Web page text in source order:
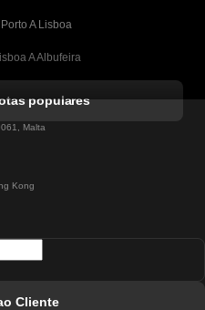
A Lisboa
A Albufeira
A Lagos
A Madrid
populares
Malta
Kong
Cliente